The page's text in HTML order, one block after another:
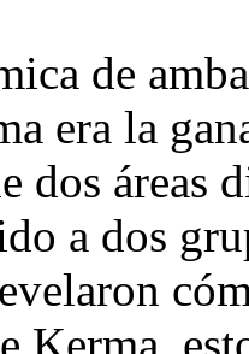
de
era la
dos áreas
a dos